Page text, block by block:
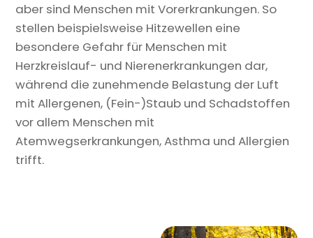
aber sind Menschen mit Vorerkrankungen. So
stellen beispielsweise Hitzewellen eine
besondere Gefahr für Menschen mit
Herzkreislauf- und Nierenerkrankungen dar,
während die zunehmende Belastung der Luft
mit Allergenen, (Fein-)Staub und Schadstoffen
vor allem Menschen mit
Atemwegserkrankungen, Asthma und Allergien
trifft.